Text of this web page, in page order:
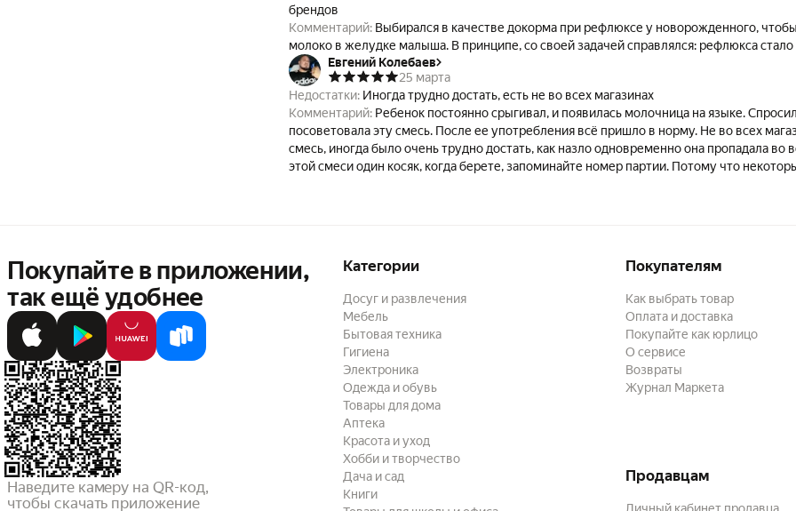
брендов
Комментарий: Выбирался в качестве докорма при рефлюксе у новорожденного,
молоко в желудке малыша. В принципе, со своей задачей справлялся: рефлюкса
удалось полностью вернуться на грудное. Стоимость при этом ниже, чем у
пробовали, а по остальным критериям разницы не заметили. Не очень приятный
этой смеси, и у антирефлюкса другого бренда.
Евгений Колебаев
25 марта
Недостатки: Иногда трудно достать, есть не во всех магазинах
Комментарий: Ребенок постоянно срыгивал, и появилась молочница на языке.
посоветовала эту смесь. После ее употребления всё пришло в норму. Не во всех
смесь, иногда было очень трудно достать, как назло одновременно она пропадала во
этой смеси один косяк, когда берете, запоминайте номер партии. Потому что
Покупайте в приложении,
так ещё удобнее
Наведите камеру на QR-код,
чтобы скачать приложение
Категории
Досуг и развлечения
Мебель
Бытовая техника
Гигиена
Электроника
Одежда и обувь
Товары для дома
Аптека
Красота и уход
Хобби и творчество
Дача и сад
Книги
Покупателям
Как выбрать товар
Оплата и доставка
Покупайте как юрлицо
О сервисе
Возвраты
Журнал Маркета
Продавцам
Личный кабинет продавца